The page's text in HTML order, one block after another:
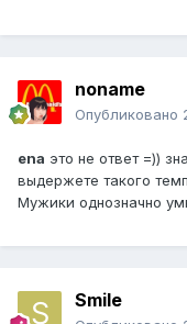
noname
Опубликовано
ena это не ответ =))
выдержете такого
Мужики однозначно
Smile